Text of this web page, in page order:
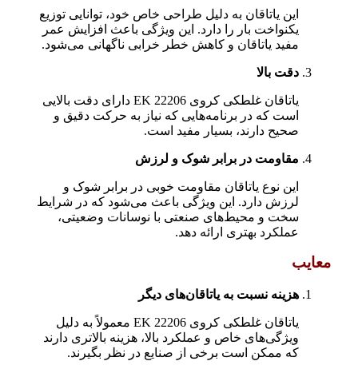
این یاتاقان به دلیل طراحی خاص خود، توانایی توزیع
یکنواخت بار را دارد. این ویژگی باعث افزایش عمر
مفید یاتاقان و کاهش خطر خرابی ناگهانی می‌شود.
دقت بالا
یاتاقان غلطکی کروی 22206 EK دارای دقت بالایی
است که در برنامه‌هایی که نیاز به حرکت دقیق و
صحیح دارند، بسیار مفید است.
مقاومت در برابر شوک و لرزش
این نوع یاتاقان مقاومت خوبی در برابر شوک و
لرزش دارد. این ویژگی باعث می‌شود که در شرایط
سخت و محیط‌های صنعتی با نوسانات وضعیتی،
عملکرد بهتری ارائه دهد.
معایب
هزینه نسبت به یاتاقان‌های دیگر
یاتاقان غلطکی کروی 22206 EK معمولاً به دلیل
ویژگی‌های خاص و عملکرد بالا، هزینه بالاتری دارند
که ممکن است برخی از صنایع در نظر بگیرند.